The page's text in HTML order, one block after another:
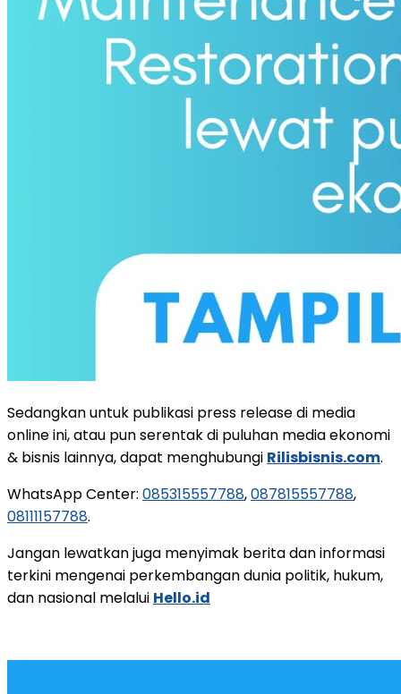
Sedangkan untuk publikasi press release di media
online ini, atau pun serentak di puluhan media ekonomi
& bisnis lainnya, dapat menghubungi Rilisbisnis.com.
WhatsApp Center: 085315557788,087815557788,
08111157788.
Jangan lewatkan juga menyimak berita dan informasi
terkini mengenai perkembangan dunia politik, hukum,
dan nasional melalui Hello.id